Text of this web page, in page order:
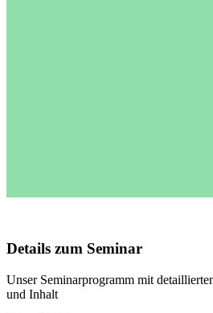
Details zum Seminar
Unser Seminarprogramm mit
und Inhalt